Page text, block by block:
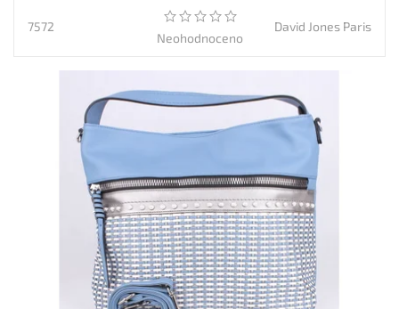
7572
Neohodnoceno
David Jones Paris